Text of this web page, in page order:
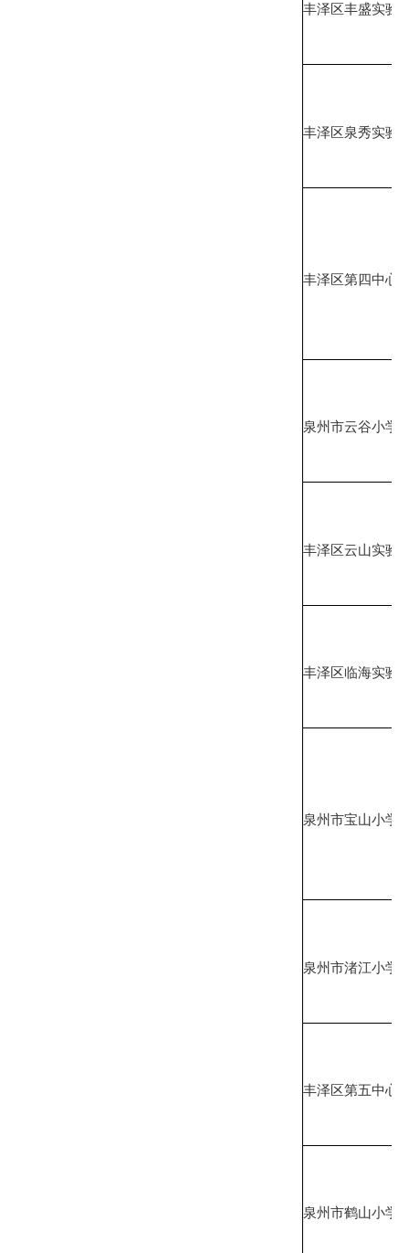
丰泽区丰盛实验
丰泽区泉秀实验
丰泽区第四中心
泉州市云谷小学
丰泽区云山实验
丰泽区临海实验
泉州市宝山小学
泉州市渚江小学
丰泽区第五中心
泉州市鹤山小学